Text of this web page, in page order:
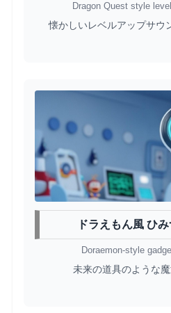
Dragon Quest style
懐かしいレベルアップサウ
ドラえもん風 ひ
Doraemon-style
未来の道具のような